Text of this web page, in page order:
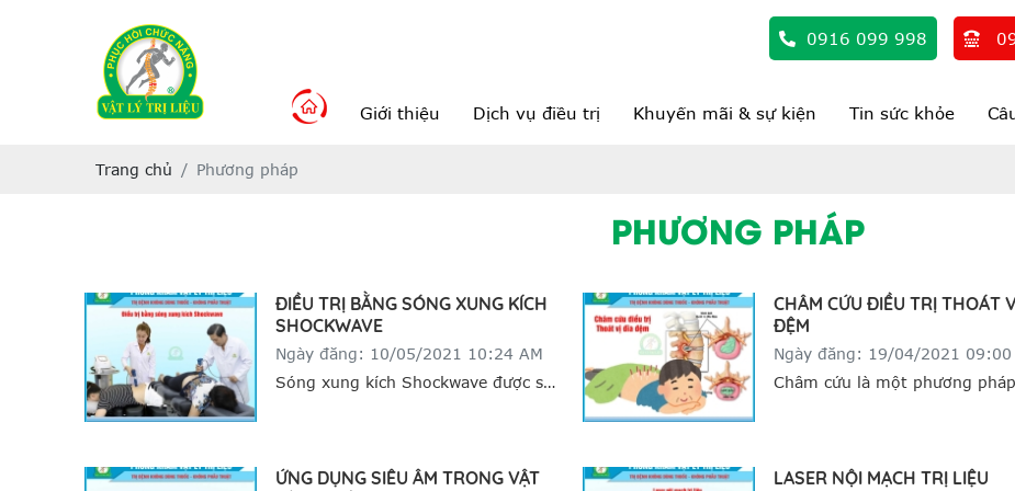
0916 099 998
Giới thiệu Dịch vụ điều trị Khuyến mãi & sự kiện Tin sức khỏe
Trang chủ Phương pháp
PHƯƠNG PHÁP
ĐIỀU TRỊ BẰNG SÓNG XUNG KÍCH
SHOCKWAVE
Ngày đăng: 10/05/2021 10:24 AM
Sóng xung kích Shockwave được sử
thương chỉnh hình và vât lý trị liệu.
CHÂM CỨU ĐIỀU TRỊ THOÁT
ĐỆM
Ngày đăng: 19/04/2021 09:00
Châm cứu là một phương
chứng bệnh mà Tây y rất khó
ỨNG DỤNG SIÊU ÂM TRONG VẬT
LASER NỘI MẠCH TRỊ LIỆU